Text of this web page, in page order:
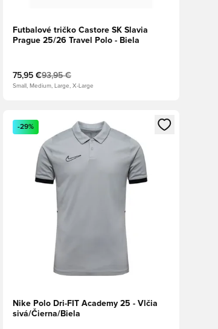
Futbalové tričko Castore SK Slavia
Prague 25/26 Travel Polo - Biela
75,95 €93,95 €
Small, Medium, Large, X-Large
ako člen
Otvorí modál na prihlásenie alebo registráciu ako
-29%
Nike Polo Dri-FIT Academy 25 - Vlčia
sivá/Čierna/Biela